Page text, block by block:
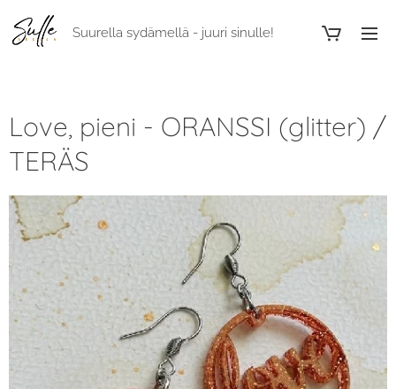
Suurella sydämellä - juuri sinulle!
Love, pieni - ORANSSI (glitter) /
TERÄS